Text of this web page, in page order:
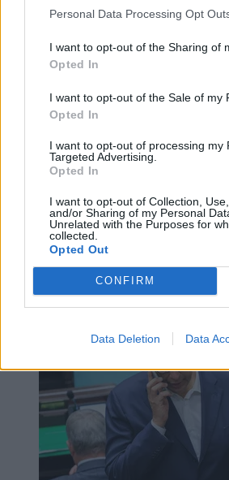
Personal Data Processing Opt
I want to opt-out of the Sharing of
Opted In
I want to opt-out of the Sale of my
Opted In
I want to opt-out of processing my
Targeted Advertising.
Opted In
I want to opt-out of Collection,
and/or Sharing of my Personal
Unrelated with the Purposes for
collected.
Opted Out
CONFIRM
Data Deletion Data
Reklama
Kraj